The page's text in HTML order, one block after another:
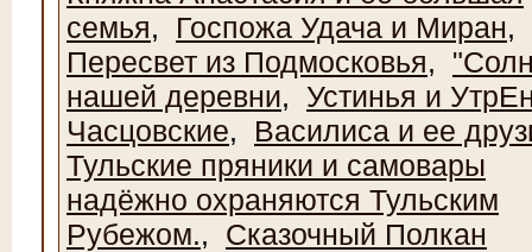
семья, Госпожа Удача и Миран,
Пересвет из Подмосковья,
нашей деревни,
Устинья и
Часцовские,
Василиса и ее
Тульские пряники и самовары
надёжно охраняются Тульским
Рубежом., Сказочный Полкан